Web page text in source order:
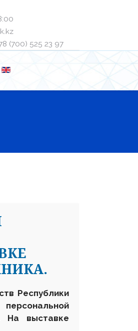
ㅤ8 (700) 525 23 97
Республики
На выставке